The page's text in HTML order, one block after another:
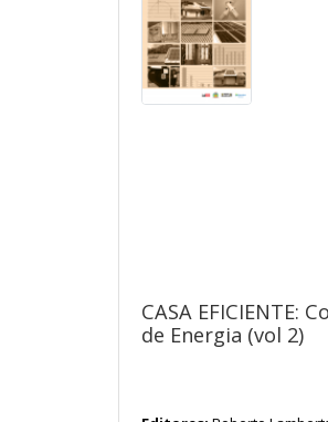
CASA EFICIENTE:
de Energia (vol 2)